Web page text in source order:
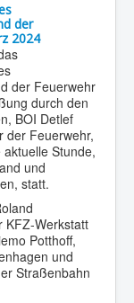
der
2024
der Feuerwehr
durch den
BOI Detlef
der Feuerwehr,
Stunde,
und
statt.
KFZ-Werkstatt
Potthoff,
und
Straßenbahn